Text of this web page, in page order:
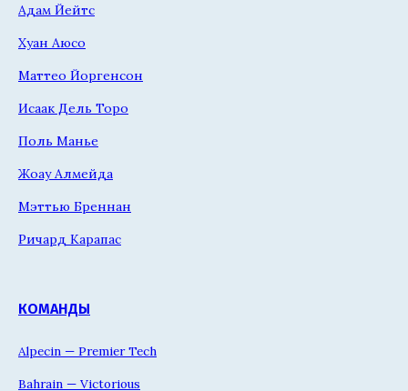
Адам Йейтс
Хуан Аюсо
Маттео Йоргенсон
Исаак Дель Торо
Поль Манье
Жоау Алмейда
Мэттью Бреннан
Ричард Карапас
КОМАНДЫ
Alpecin — Premier Tech
Bahrain — Victorious